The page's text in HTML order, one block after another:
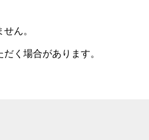
ん。
く場合があります。